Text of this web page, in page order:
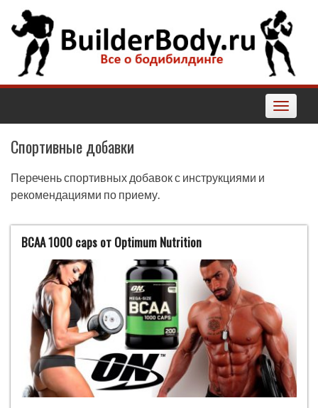
Наверх
Toggle
Спортивные добавки
Перечень спортивных добавок с инструкциями и
рекомендациями по приему.
BCAA 1000 caps от Optimum Nutrition